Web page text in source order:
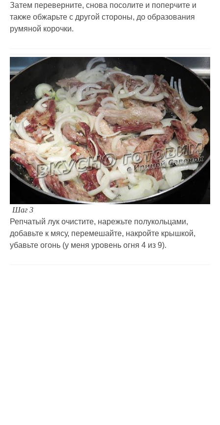
Затем переверните, снова посолите и поперчите и
также обжарьте с другой стороны, до образования
румяной корочки.
Шаг 3
Репчатый лук очистите, нарежьте полукольцами,
добавьте к мясу, перемешайте, накройте крышкой,
убавьте огонь (у меня уровень огня 4 из 9).